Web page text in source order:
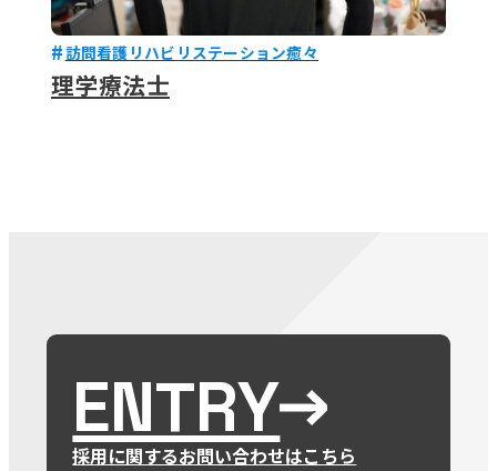
訪問看護リハビリステーション癒々
理学療法士
ENTRY
採用に関するお問い合わせはこちら